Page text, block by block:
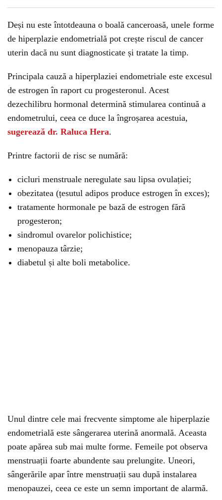
Deși nu este întotdeauna o boală canceroasă, unele forme
de hiperplazie endometrială pot crește riscul de cancer
uterin dacă nu sunt diagnosticate și tratate la timp.
Principala cauză a hiperplaziei endometriale este excesul
de estrogen în raport cu progesteronul. Acest
dezechilibru hormonal determină stimularea continuă a
endometrului, ceea ce duce la îngroșarea acestuia,
sugerează dr. Raluca Hera.
Printre factorii de risc se numără:
cicluri menstruale neregulate sau lipsa ovulației;
obezitatea (țesutul adipos produce estrogen în exces);
tratamente hormonale pe bază de estrogen fără
progesteron;
sindromul ovarelor polichistice;
menopauza târzie;
diabetul și alte boli metabolice.
Unul dintre cele mai frecvente simptome ale hiperplazie
endometrială este sângerarea uterină anormală. Aceasta
poate apărea sub mai multe forme. Femeile pot observa
menstruații foarte abundente sau prelungite. Uneori,
sângerările apar între menstruații sau după instalarea
menopauzei, ceea ce este un semn important de alarmă.